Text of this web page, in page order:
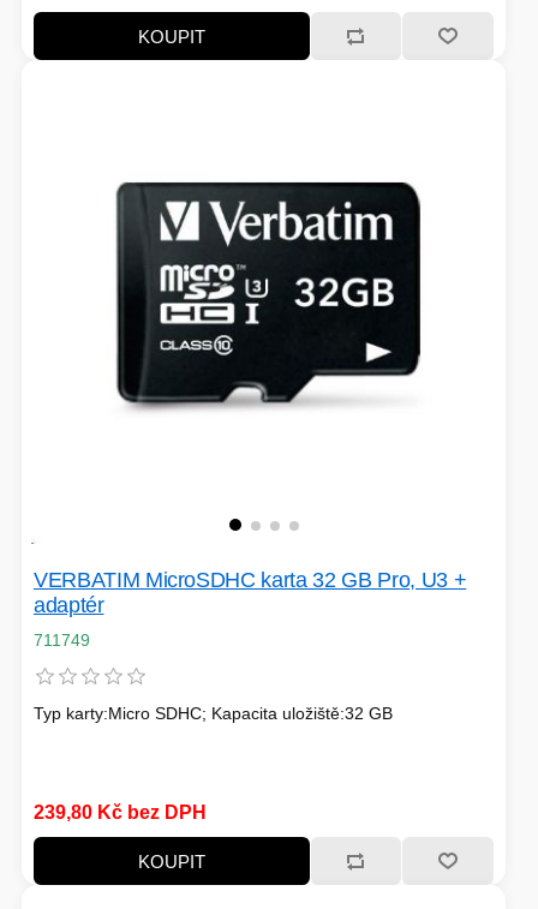
KOUPIT
VERBATIM MicroSDHC karta 32 GB Pro, U3 +
adaptér
711749
Typ karty:Micro SDHC; Kapacita uložiště:32 GB
239,80 Kč bez DPH
KOUPIT